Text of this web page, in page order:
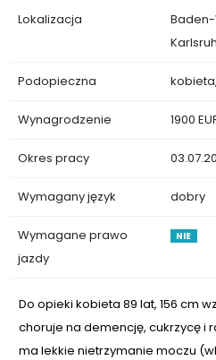
Lokalizacja
Baden-
Podopieczna
Wynagrodzenie 1900
Okres pracy
Wymagany język dobry
Wymagane prawo
jazdy
NIE
Do opieki kobieta 89 lat, 156 cm
choruje na demencję, cukrzycę i
ma lekkie nietrzymanie moczu